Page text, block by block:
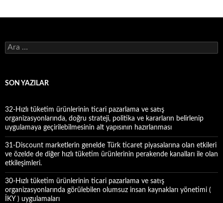
A
r
a
SON YAZILAR
32-Hızlı tüketim ürünlerinin ticari pazarlama ve satış
organizasyonlarında, doğru strateji, politika ve kararların belirlenip
uygulamaya geçirilebilmesinin alt yapısının hazırlanması
31-Discount marketlerin genelde Türk ticaret piyasalarına olan etkileri
ve özelde de diğer hızlı tüketim ürünlerinin perakende kanalları ile olan
etkileşimleri.
30-Hızlı tüketim ürünlerinin ticari pazarlama ve satış
organizasyonlarında görülebilen olumsuz insan kaynakları yönetimi (
İKY ) uygulamaları